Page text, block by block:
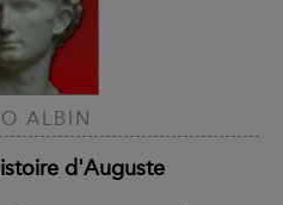
ALBIN
d'Auguste